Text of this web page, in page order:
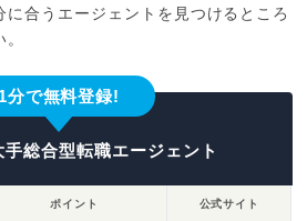
合うエージェントを見つけるところ
1分で無料登録!
総合型転職エージェント
ポイント 公式サイト